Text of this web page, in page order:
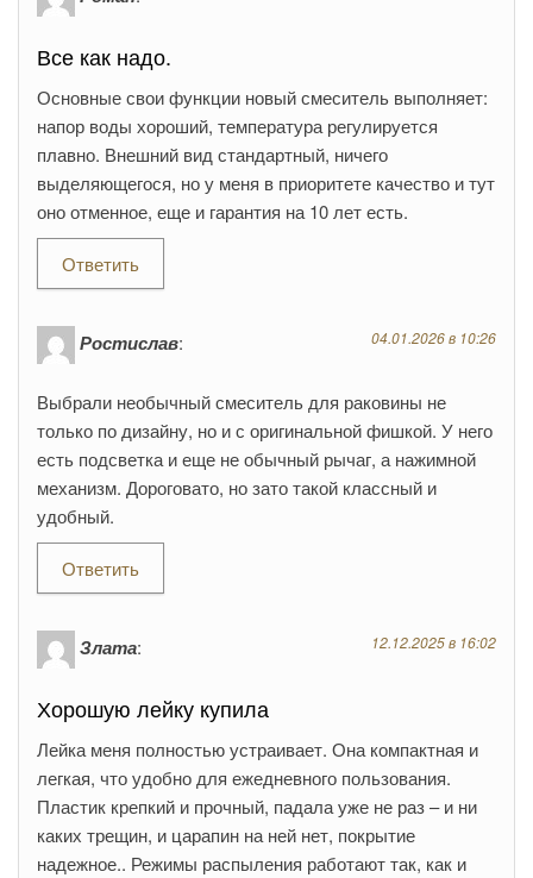
Все как надо.
Основные свои функции новый смеситель выполняет:
напор воды хороший, температура регулируется
плавно. Внешний вид стандартный, ничего
выделяющегося, но у меня в приоритете качество и тут
оно отменное, еще и гарантия на 10 лет есть.
Ответить
Ростислав: 04.01.2026 в 10:26
Выбрали необычный смеситель для раковины не
только по дизайну, но и с оригинальной фишкой. У него
есть подсветка и еще не обычный рычаг, а нажимной
механизм. Дороговато, но зато такой классный и
удобный.
Ответить
Злата: 12.12.2025 в 16:02
Хорошую лейку купила
Лейка меня полностью устраивает. Она компактная и
легкая, что удобно для ежедневного пользования.
Пластик крепкий и прочный, падала уже не раз – и ни
каких трещин, и царапин на ней нет, покрытие
надежное.. Режимы распыления работают так, как и